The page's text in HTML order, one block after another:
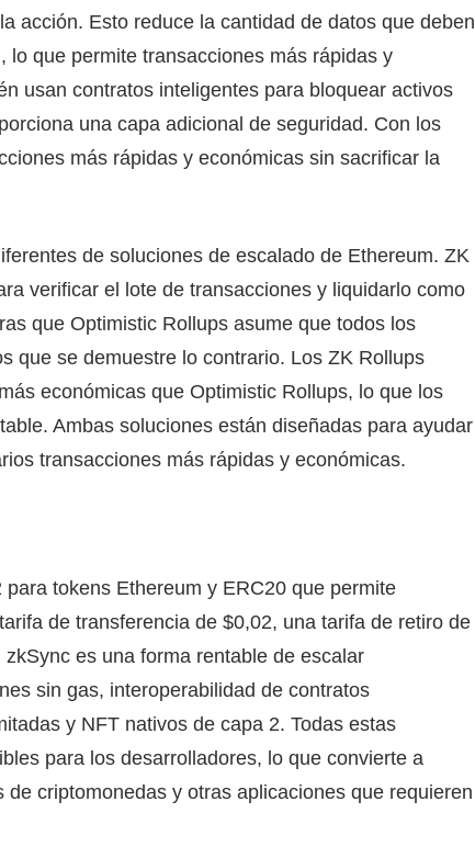
acción. Esto reduce la cantidad de datos que deben
que permite transacciones más rápidas y
usan contratos inteligentes para bloquear activos
una capa adicional de seguridad. Con los
más rápidas y económicas sin sacrificar la
de soluciones de escalado de Ethereum. ZK
verificar el lote de transacciones y liquidarlo como
que Optimistic Rollups asume que todos los
que se demuestre lo contrario. Los ZK Rollups
económicas que Optimistic Rollups, lo que los
Ambas soluciones están diseñadas para ayudar
transacciones más rápidas y económicas.
tokens Ethereum y ERC20 que permite
de transferencia de $0,02, una tarifa de retiro de
es una forma rentable de escalar
sin gas, interoperabilidad de contratos
y NFT nativos de capa 2. Todas estas
para los desarrolladores, lo que convierte a
criptomonedas y otras aplicaciones que requieren